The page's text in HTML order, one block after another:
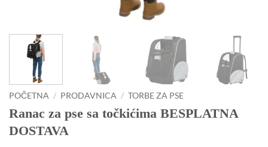
POČETNA / PRODAVNICA / TORBE ZA PSE
Ranac za pse sa točkićima BESPLATNA
DOSTAVA